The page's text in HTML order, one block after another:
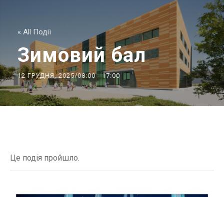
« All Події
Зимовий бал
12 ГРУДНЯ, 2025/08:00-17:00
Це подія пройшло.